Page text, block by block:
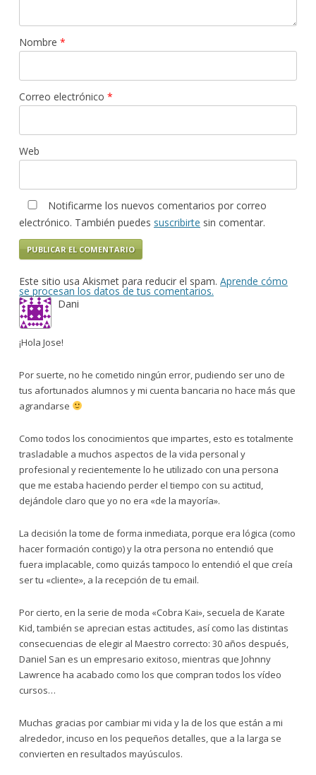
Nombre *
Correo electrónico *
Web
Notificarme los nuevos comentarios por correo
electrónico. También puedes suscribirte sin comentar.
Este sitio usa Akismet para reducir el spam. Aprende cómo
se procesan los datos de tus comentarios.
Dani
¡Hola Jose!
Por suerte, no he cometido ningún error, pudiendo ser uno de
tus afortunados alumnos y mi cuenta bancaria no hace más que
agrandarse
Como todos los conocimientos que impartes, esto es totalmente
trasladable a muchos aspectos de la vida personal y
profesional y recientemente lo he utilizado con una persona
que me estaba haciendo perder el tiempo con su actitud,
dejándole claro que yo no era «de la mayoría».
La decisión la tome de forma inmediata, porque era lógica (como
hacer formación contigo) y la otra persona no entendió que
fuera implacable, como quizás tampoco lo entendió el que creía
ser tu «cliente», a la recepción de tu email.
Por cierto, en la serie de moda «Cobra Kai», secuela de Karate
Kid, también se aprecian estas actitudes, así como las distintas
consecuencias de elegir al Maestro correcto: 30 años después,
Daniel San es un empresario exitoso, mientras que Johnny
Lawrence ha acabado como los que compran todos los vídeo
cursos…
Muchas gracias por cambiar mi vida y la de los que están a mi
alrededor, incuso en los pequeños detalles, que a la larga se
convierten en resultados mayúsculos.